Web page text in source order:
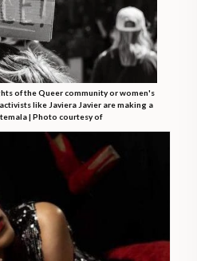
of the Queer community or women's
like Javiera Javier are making a
| Photo courtesy of